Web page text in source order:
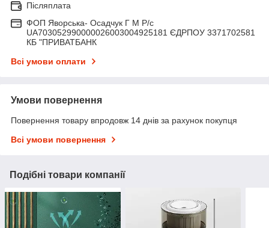
Післяплата
ФОП Яворська- Осадчук Г М Р/c
UA703052990000026003004925181 ЄДРПОУ 3371702581
КБ "ПРИВАТБАНК
Всі умови оплати
Умови повернення
Повернення товару впродовж 14 днів за рахунок покупця
Всі умови повернення
Подібні товари компанії